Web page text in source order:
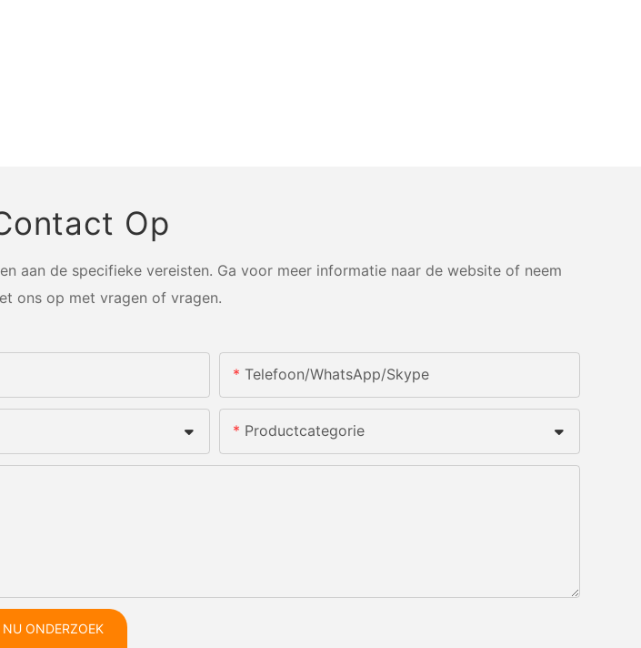
Op
aan de specifieke vereisten. Ga voor meer informatie naar de website of neem
ons op met vragen of vragen.
Telefoon/WhatsApp/Skype
Productcategorie
NU ONDERZOEK